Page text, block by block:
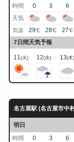
時間
0 3 6
天気
気温 29℃ 28℃ 27℃
7日間天気予報
11(火) 12(水) 13(木)
名古屋駅 (名古屋市中
明日
時間
0 3 6